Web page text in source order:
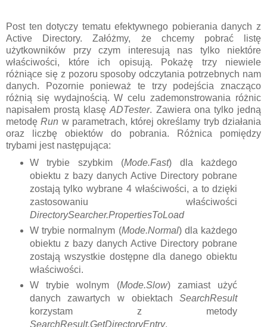
Post ten dotyczy tematu efektywnego pobierania danych z
Active Directory. Załóżmy, że chcemy pobrać listę
użytkowników przy czym interesują nas tylko niektóre
właściwości, które ich opisują. Pokażę trzy niewiele
różniące się z pozoru sposoby odczytania potrzebnych nam
danych. Pozornie ponieważ te trzy podejścia znacząco
różnią się wydajnością. W celu zademonstrowania różnic
napisałem prostą klasęADTester. Zawiera ona tylko jedną
metodęRun w parametrach, której określamy tryb działania
oraz liczbę obiektów do pobrania. Różnica pomiędzy
trybami jest następująca:
W trybie szybkim (Mode.Fast) dla każdego
obiektu z bazy danych Active Directory pobrane
zostają tylko wybrane 4 właściwości, a to dzięki
zastosowaniu właściwości
DirectorySearcher.PropertiesToLoad
W trybie normalnym (Mode.Normal) dla każdego
obiektu z bazy danych Active Directory pobrane
zostają wszystkie dostępne dla danego obiektu
właściwości.
W trybie wolnym (Mode.Slow) zamiast użyć
danych zawartych w obiektachSearchResult
korzystam z metody
SearchResult.GetDirectoryEntry.